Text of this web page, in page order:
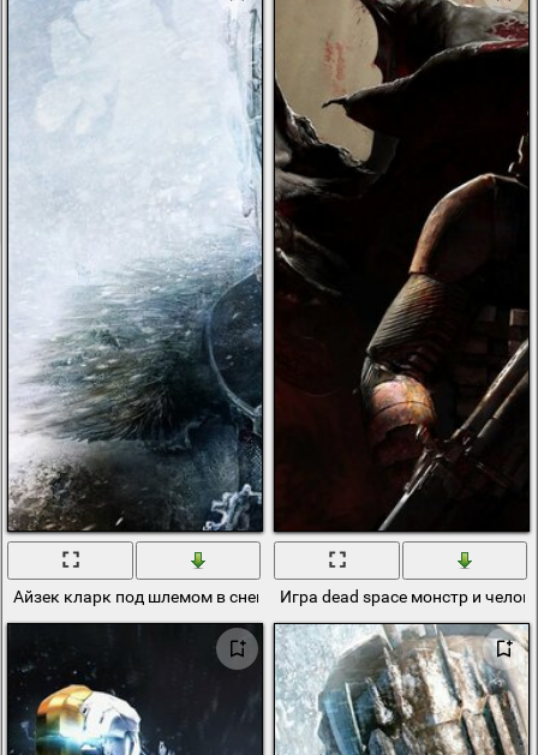
Айзек кларк под шлемом в снегу из игры dead space 3
Игра dead space монстр и